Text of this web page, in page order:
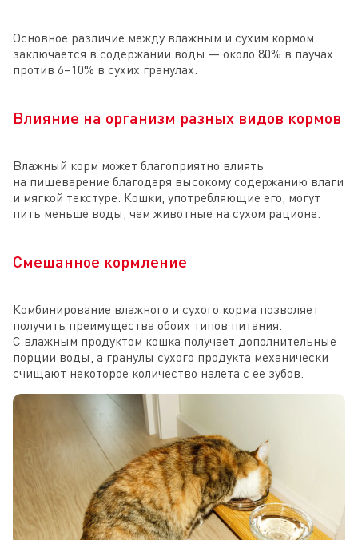
Основное различие между влажным и сухим кормом
заключается в содержании воды — около 80% в паучах
против 6–10% в сухих гранулах.
Влияние на организм разных видов кормов
Влажный корм может благоприятно влиять
на пищеварение благодаря высокому содержанию влаги
и мягкой текстуре. Кошки, употребляющие его, могут
пить меньше воды, чем животные на сухом рационе.
Смешанное кормление
Комбинирование влажного и сухого корма позволяет
получить преимущества обоих типов питания.
С влажным продуктом кошка получает дополнительные
порции воды, а гранулы сухого продукта механически
счищают некоторое количество налета с ее зубов.